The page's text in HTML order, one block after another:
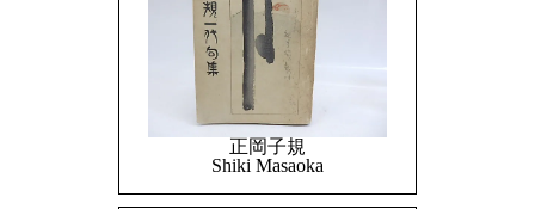
正岡子規
Shiki Masaoka